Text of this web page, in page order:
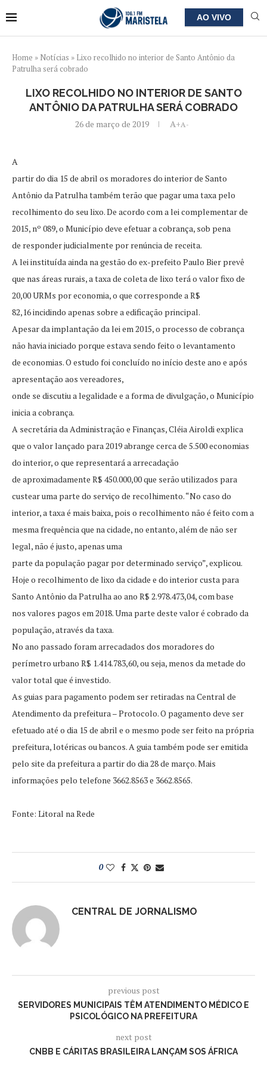
AO VIVO
Home » Notícias » Lixo recolhido no interior de Santo Antônio da
Patrulha será cobrado
LIXO RECOLHIDO NO INTERIOR DE SANTO
ANTÔNIO DA PATRULHA SERÁ COBRADO
26 de março de 2019 A+A-
A
partir do dia 15 de abril os moradores do interior de Santo
Antônio da Patrulha também terão que pagar uma taxa pelo
recolhimento do seu lixo. De acordo com a lei complementar de
2015, nº 089, o Município deve efetuar a cobrança, sob pena
de responder judicialmente por renúncia de receita.
A lei instituída ainda na gestão do ex-prefeito Paulo Bier prevê
que nas áreas rurais, a taxa de coleta de lixo terá o valor fixo de
20,00 URMs por economia, o que corresponde a R$
82,16 incidindo apenas sobre a edificação principal.
Apesar da implantação da lei em 2015, o processo de cobrança
não havia iniciado porque estava sendo feito o levantamento
de economias. O estudo foi concluído no início deste ano e após
apresentação aos vereadores,
onde se discutiu a legalidade e a forma de divulgação, o Município
inicia a cobrança.
A secretária da Administração e Finanças, Cléia Airoldi explica
que o valor lançado para 2019 abrange cerca de 5.500 economias
do interior, o que representará a arrecadação
de aproximadamente R$ 450.000,00 que serão utilizados para
custear uma parte do serviço de recolhimento. “No caso do
interior, a taxa é mais baixa, pois o recolhimento não é feito com a
mesma frequência que na cidade, no entanto, além de não ser
legal, não é justo, apenas uma
parte da população pagar por determinado serviço”, explicou.
Hoje o recolhimento de lixo da cidade e do interior custa para
Santo Antônio da Patrulha ao ano R$ 2.978.473,04, com base
nos valores pagos em 2018. Uma parte deste valor é cobrado da
população, através da taxa.
No ano passado foram arrecadados dos moradores do
perímetro urbano R$ 1.414.783,60, ou seja, menos da metade do
valor total que é investido.
As guias para pagamento podem ser retiradas na Central de
Atendimento da prefeitura – Protocolo. O pagamento deve ser
efetuado até o dia 15 de abril e o mesmo pode ser feito na própria
prefeitura, lotéricas ou bancos. A guia também pode ser emitida
pelo site da prefeitura a partir do dia 28 de março. Mais
informações pelo telefone 3662.8563 e 3662.8565.
Fonte: Litoral na Rede
0
CENTRAL DE JORNALISMO
previous post
SERVIDORES MUNICIPAIS TÊM ATENDIMENTO MÉDICO E
PSICOLÓGICO NA PREFEITURA
next post
CNBB E CÁRITAS BRASILEIRA LANÇAM SOS ÁFRICA